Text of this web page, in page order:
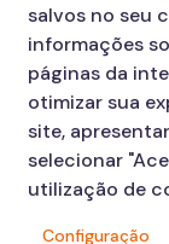
salvos no seu
informações
páginas da
otimizar sua
site,
selecionar
utilização de
Configuração